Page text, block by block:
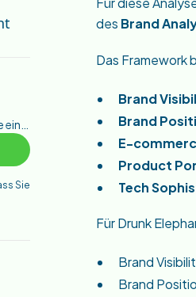
Sie
des Brand
Das Framework
Brand
Brand
E-
Product
Tech
Für Drunk
Brand
Brand